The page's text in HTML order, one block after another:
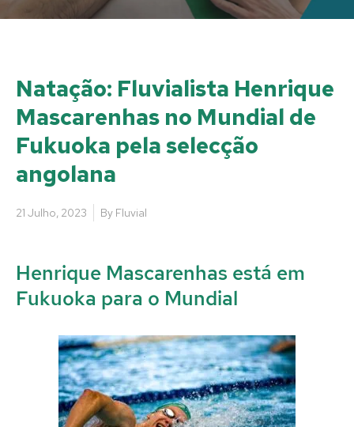
Natação: Fluvialista Henrique
Mascarenhas no Mundial de
Fukuoka pela selecção
angolana
21 Julho, 2023 By Fluvial
Henrique Mascarenhas está em
Fukuoka para o Mundial